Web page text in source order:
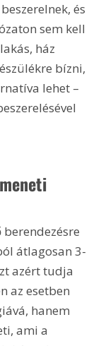
és
sem kell
ház
bízni,
lehet –
átlagosan 3-
azért tudja
az esetben
hanem
ami a